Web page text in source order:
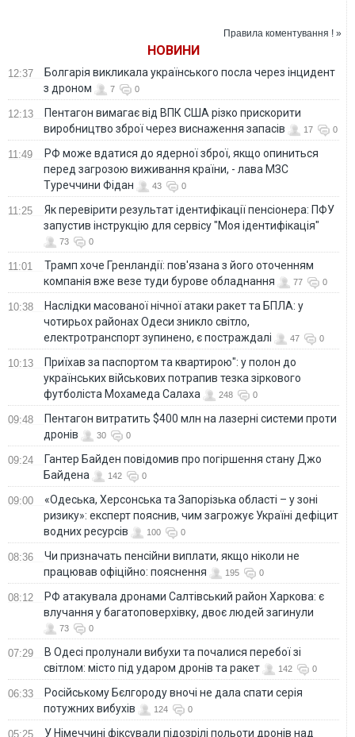
Правила коментування ! »
НОВИНИ
12:37
Болгарія викликала українського посла через інцидент
з дроном
7 0
12:13
Пентагон вимагає від ВПК США різко прискорити
виробництво зброї через виснаження запасів
17 0
11:49
РФ може вдатися до ядерної зброї, якщо опиниться
перед загрозою виживання країни, - лава МЗС
Туреччини Фідан
43 0
11:25
Як перевірити результат ідентифікації пенсіонера: ПФУ
запустив інструкцію для сервісу "Моя ідентифікація"
73 0
11:01
Трамп хоче Гренландії: пов'язана з його оточенням
компанія вже везе туди бурове обладнання
77 0
10:38
Наслідки масованої нічної атаки ракет та БПЛА: у
чотирьох районах Одеси зникло світло,
електротранспорт зупинено, є постраждалі
47 0
10:13
Приїхав за паспортом та квартирою": у полон до
українських військових потрапив тезка зіркового
футболіста Мохамеда Салаха
248 0
09:48
Пентагон витратить $400 млн на лазерні системи проти
дронів
30 0
09:24
Гантер Байден повідомив про погіршення стану Джо
Байдена
142 0
09:00
«Одеська, Херсонська та Запорізька області – у зоні
ризику»: експерт пояснив, чим загрожує Україні дефіцит
водних ресурсів
100 0
08:36
Чи призначать пенсійни виплати, якщо ніколи не
працював офіційно: пояснення
195 0
08:12
РФ атакувала дронами Салтівський район Харкова: є
влучання у багатоповерхівку, двоє людей загинули
73 0
07:29
В Одесі пролунали вибухи та почалися перебої зі
світлом: місто під ударом дронів та ракет
142 0
06:33
Російському Бєлгороду вночі не дала спати серія
потужних вибухів
124 0
05:25 У Німеччині фіксували підозрілі польоти дронів над